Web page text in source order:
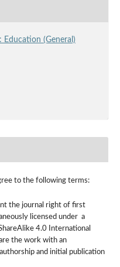
Education (General)
to the following terms:
the journal right of first
licensed under a
4.0 International
the work with an
and initial publication